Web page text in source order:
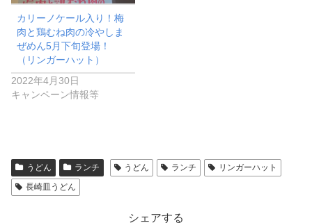
カリーノケール入り！梅
肉と鶏むね肉の冷やしま
ぜめん5月下旬登場！
（リンガーハット）
2022年4月30日
キャンペーン情報等
うどん ランチ うどん ランチ
リンガーハット
長崎皿うどん
シェアする